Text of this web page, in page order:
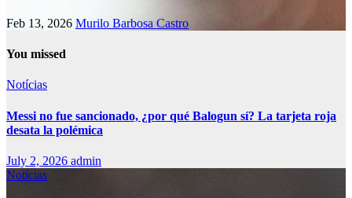
Feb 13, 2026 Murilo Barbosa Castro
You missed
Notícias
Messi no fue sancionado, ¿por qué Balogun sí? La tarjeta roja
desata la polémica
July 2, 2026 admin
Notícias